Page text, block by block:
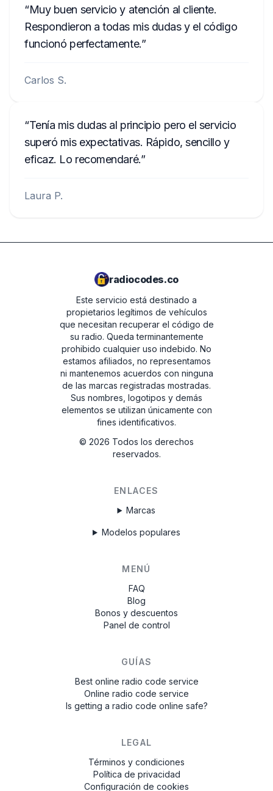
Muy buen servicio y atención al cliente.
Respondieron a todas mis dudas y el código
funcionó perfectamente.
Carlos S.
Tenía mis dudas al principio pero el servicio
superó mis expectativas. Rápido, sencillo y
eficaz. Lo recomendaré.
Laura P.
radiocodes.co
Este servicio está destinado a
propietarios legítimos de vehículos
que necesitan recuperar el código de
su radio. Queda terminantemente
prohibido cualquier uso indebido. No
estamos afiliados, no representamos
ni mantenemos acuerdos con ninguna
de las marcas registradas mostradas.
Sus nombres, logotipos y demás
elementos se utilizan únicamente con
fines identificativos.
© 2026 Todos los derechos
reservados.
ENLACES
Marcas
Modelos populares
MENÚ
FAQ
Blog
Bonos y descuentos
Panel de control
GUÍAS
Best online radio code service
Online radio code service
Is getting a radio code online safe?
LEGAL
Términos y condiciones
Política de privacidad
Configuración de cookies